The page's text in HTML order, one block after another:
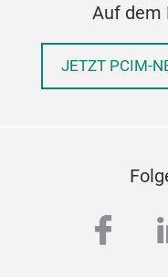
Auf dem
JETZT PCIM-